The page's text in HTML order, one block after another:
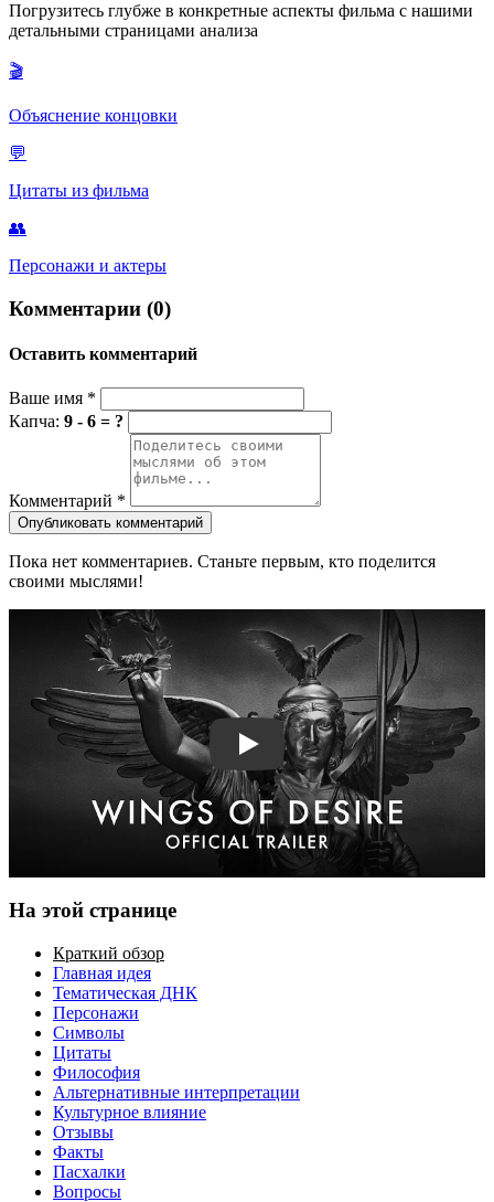
Погрузитесь глубже в конкретные аспекты фильма с нашими
детальными страницами анализа
🎬
Объяснение концовки
💬
Цитаты из фильма
👥
Персонажи и актеры
Комментарии (0)
Оставить комментарий
Ваше имя *
Капча: 9 - 6 = ?
Комментарий *
Опубликовать комментарий
Пока нет комментариев. Станьте первым, кто поделится
своими мыслями!
Смотреть трейлер
На этой странице
Краткий обзор
Главная идея
Тематическая ДНК
Персонажи
Символы
Цитаты
Философия
Альтернативные интерпретации
Культурное влияние
Отзывы
Факты
Пасхалки
Вопросы